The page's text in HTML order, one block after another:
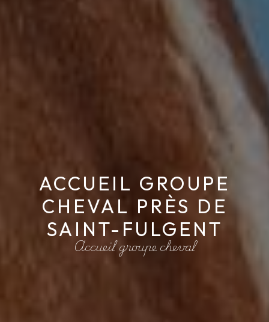
ACCUEIL GROUPE
CHEVAL PRÈS DE
SAINT-FULGENT
Accueil groupe cheval